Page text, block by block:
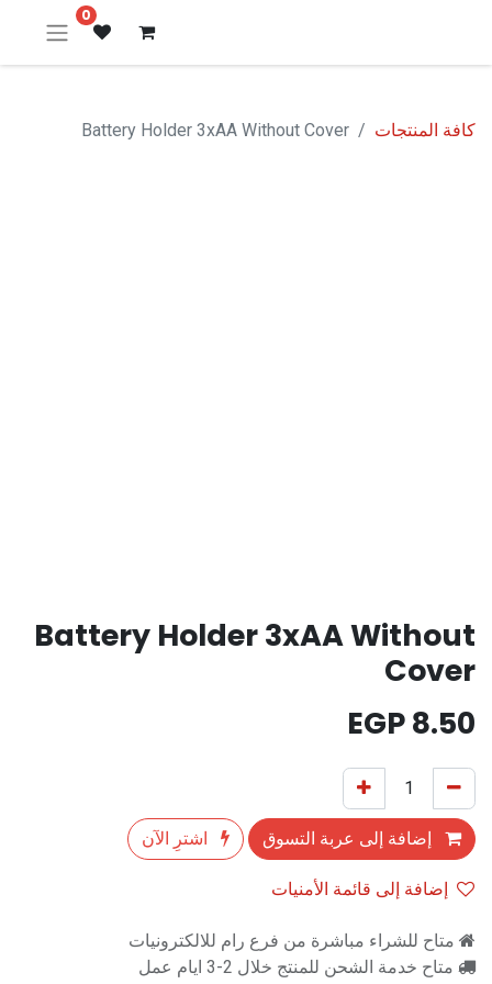
0
كافة المنتجات Battery Holder 3xAA Without Cover
Battery Holder 3xAA Without
Cover
8.50
إضافة إلى عربة التسوق
اشترِ الآن
إضافة إلى قائمة الأمنيات
متاح للشراء مباشرة من فرع رام للالكترونيات
متاح خدمة الشحن للمنتج خلال 2-3 ايام عمل